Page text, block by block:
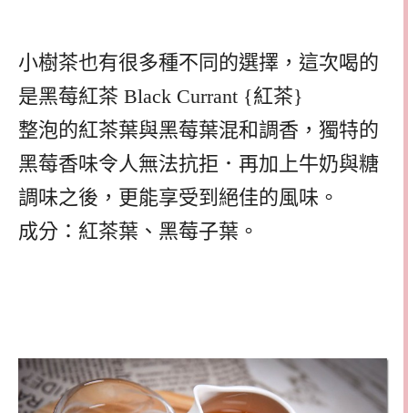
小樹茶也有很多種不同的選擇，這次喝的
是黑莓紅茶 Black Currant {紅茶}
整泡的紅茶葉與黑莓葉混和調香，獨特的
黑莓香味令人無法抗拒．再加上牛奶與糖
調味之後，更能享受到絕佳的風味。
成分：紅茶葉、黑莓子葉。